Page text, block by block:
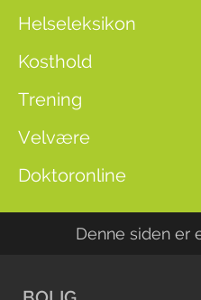
Helseleksikon
Kosthold
Trening
Velvære
Doktoronline
Denne siden er